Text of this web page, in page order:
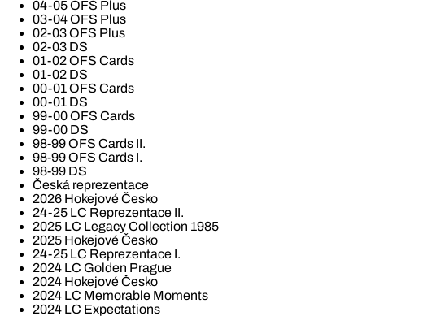
04-05 OFS Plus
03-04 OFS Plus
02-03 OFS Plus
02-03 DS
01-02 OFS Cards
01-02 DS
00-01 OFS Cards
00-01 DS
99-00 OFS Cards
99-00 DS
98-99 OFS Cards II.
98-99 OFS Cards I.
98-99 DS
Česká reprezentace
2026 Hokejové Česko
24-25 LC Reprezentace II.
2025 LC Legacy Collection 1985
2025 Hokejové Česko
24-25 LC Reprezentace I.
2024 LC Golden Prague
2024 Hokejové Česko
2024 LC Memorable Moments
2024 LC Expectations